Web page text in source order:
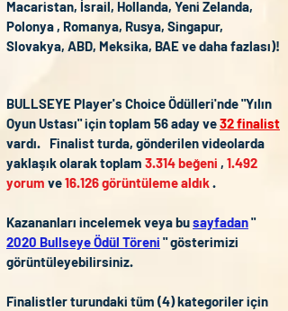
Macaristan, İsrail, Hollanda, Yeni Zelanda,
Polonya , Romanya, Rusya, Singapur,
Slovakya, ABD, Meksika, BAE ve daha fazlası)!
BULLSEYE Player's Choice Ödülleri'nde "Yılın
Oyun Ustası" için toplam 56 aday ve32 finalist
vardı.
Finalist turda, gönderilen videolarda
yaklaşık olarak toplam 3.314 beğeni , 1.492
yorum ve16.126 görüntüleme aldık.
Kazananları incelemek veya busayfadan"
2020 Bullseye Ödül Töreni " gösterimizi
görüntüleyebilirsiniz.
Finalistler turundaki tüm (4) kategoriler için